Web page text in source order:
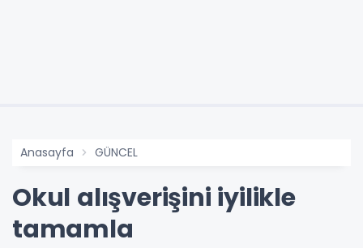
Anasayfa GÜNCEL
Okul alışverişini iyilikle
tamamla